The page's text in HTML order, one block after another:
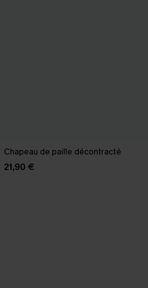
Chapeau de paille décontracté
21,90 €